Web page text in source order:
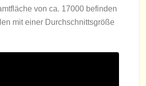
von ca. 17000 befin­den
mit einer Durch­schnitts­größe